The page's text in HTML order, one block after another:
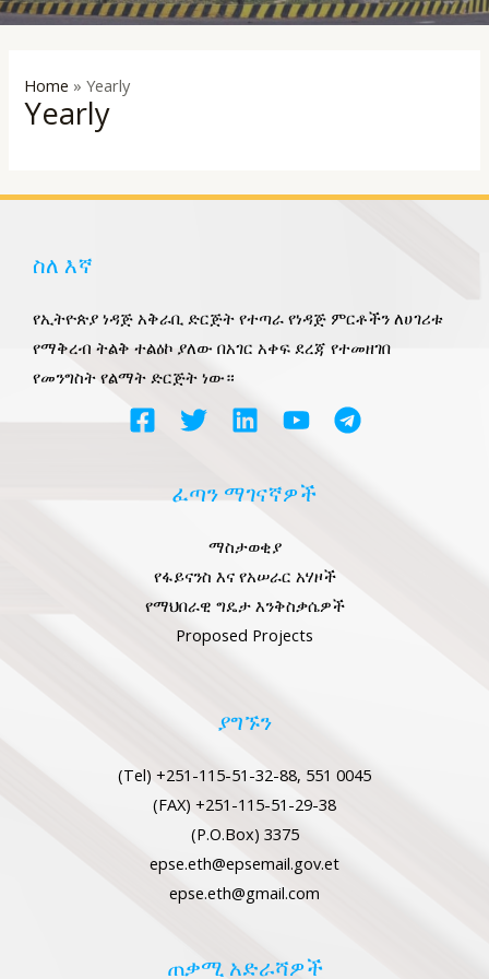
Home »Yearly
Yearly
ስለ እኛ
የኢትዮጵያ ነዳጅ አቅራቢ ድርጅት የተጣራ የነዳጅ ምርቶችን ለሀገሪቱ
የማቅረብ ትልቅ ተልዕኮ ያለው በአገር አቀፍ ደረጃ የተመዘገበ
የመንግስት የልማት ድርጅት ነው።
ፈጣን ማገናኛዎች
ማስታወቂያ
የፋይናንስ እና የአሠራር አሃዞች
የማህበራዊ ግዴታ እንቅስቃሴዎች
Proposed Projects
ያግኙን
(Tel) +251-115-51-32-88, 551 0045
(FAX) +251-115-51-29-38
(P.O.Box) 3375
epse.eth@epsemail.gov.et
epse.eth@gmail.com
ጠቃሚ አድራሻዎች